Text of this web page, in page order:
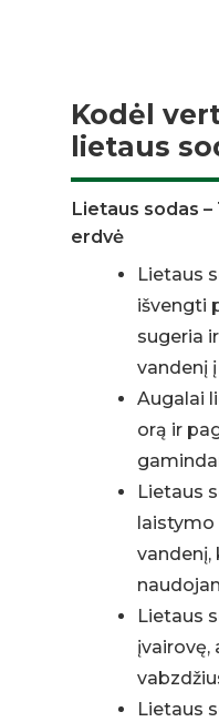
Kodėl
lietaus
Lietaus sodas
erdvė
Lietaus
išvengti
sugeria
vandenį
Augalai
orą ir
Lietaus
vandenį,
Lietaus
įvairovę,
Lietaus